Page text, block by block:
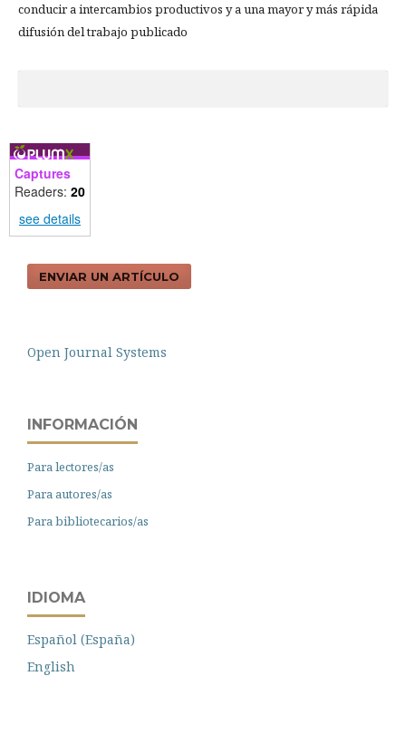
conducir a intercambios productivos y a una mayor y más rápida
difusión del trabajo publicado
Captures
Readers: 20
see details
ENVIAR UN ARTÍCULO
Open Journal Systems
INFORMACIÓN
Para lectores/as
Para autores/as
Para bibliotecarios/as
IDIOMA
Español (España)
English